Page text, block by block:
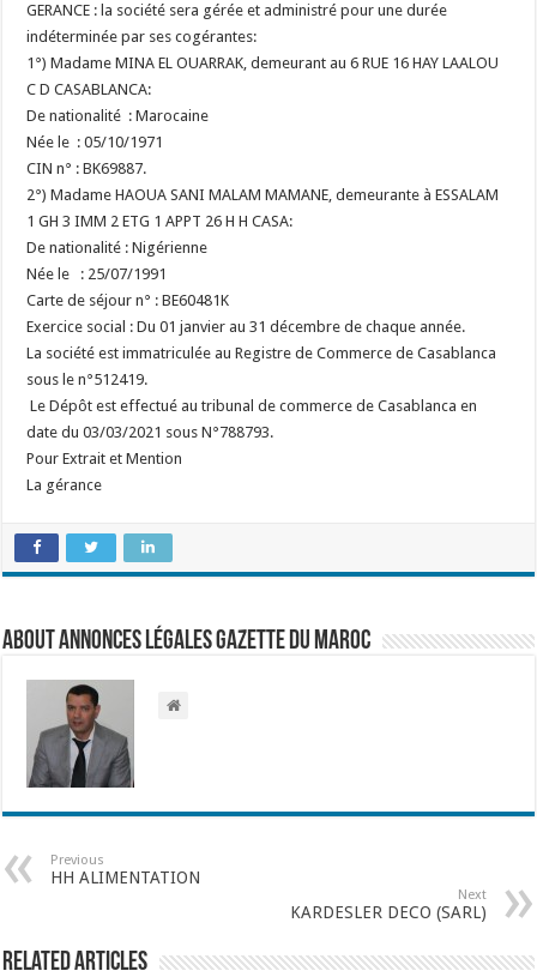
GERANCE : la société sera gérée et administré pour une durée
indéterminée par ses cogérantes:
1°) Madame MINA EL OUARRAK, demeurant au 6 RUE 16 HAY LAALOU
C D CASABLANCA:
De nationalité : Marocaine
Née le : 05/10/1971
CIN n° : BK69887.
2°) Madame HAOUA SANI MALAM MAMANE, demeurante à ESSALAM
1 GH 3 IMM 2 ETG 1 APPT 26 H H CASA:
De nationalité : Nigérienne
Née le : 25/07/1991
Carte de séjour n° : BE60481K
Exercice social : Du 01 janvier au 31 décembre de chaque année.
La société est immatriculée au Registre de Commerce de Casablanca
sous le n°512419.
Le Dépôt est effectué au tribunal de commerce de Casablanca en
date du 03/03/2021 sous N°788793.
Pour Extrait et Mention
La gérance
About Annonces légales Gazette du Maroc
Previous
HH ALIMENTATION
Next
KARDESLER DECO (SARL)
Related Articles